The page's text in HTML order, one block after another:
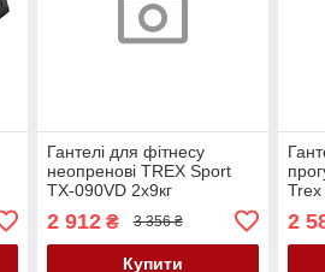
Гантелі для фітнесу
неопренові TREX Sport
TX-090VD 2x9кг
2 912₴ 3 356 ₴
Купити
Trex
2